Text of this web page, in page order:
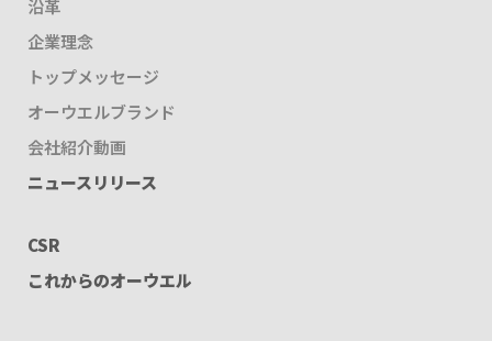
沿革
企業理念
トップメッセージ
オーウエルブランド
会社紹介動画
ニュースリリース
CSR
これからのオーウエル